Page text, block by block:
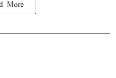
More